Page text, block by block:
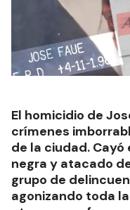
El homicidio de
crímenes
de la ciudad. Cayó
negra y atacado
grupo de
agonizando toda